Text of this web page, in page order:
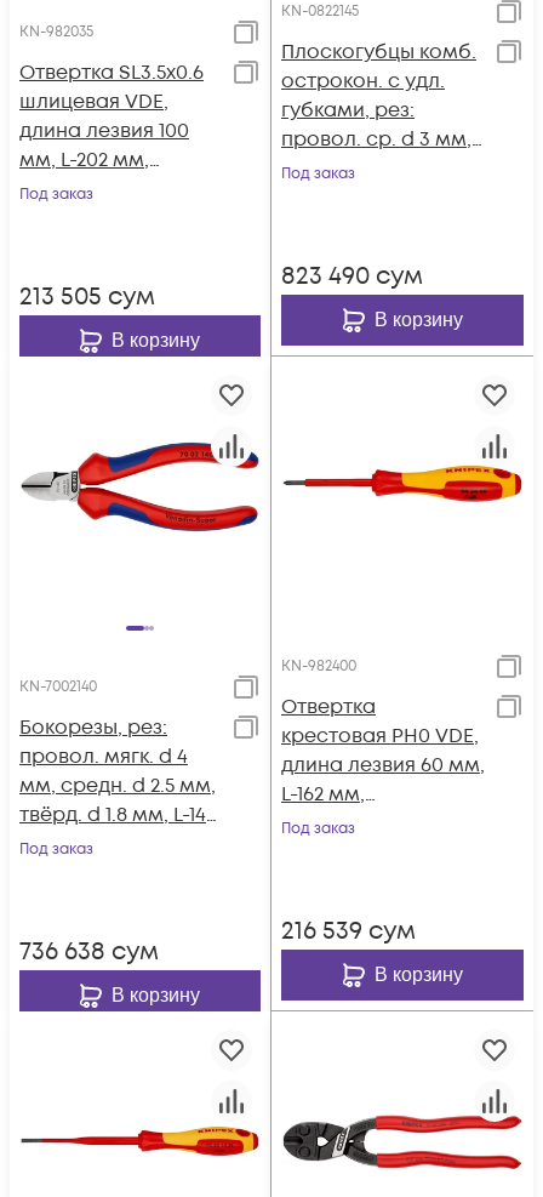
KN-982035
Отвертка SL3.5x0.6
шлицевая VDE,
длина лезвия 100
мм, L-202 мм,
диэлектрическая, 2-
Под заказ
213 505 сум
В корзину
KN-0822145
Плоскогубцы комб.
острокон. с удл.
губками, рез:
провол. ср. d 3 мм,
твёрд. d 2 мм,
Под заказ
823 490 сум
В корзину
KN-7002140
Бокорезы, рез:
провол. мягк. d 4
мм, средн. d 2.5 мм,
твёрд. d 1.8 мм, L-140
мм, 62 HRC, чёрн., 2-
Под заказ
736 638 сум
В корзину
KN-982400
Отвертка
крестовая PH0 VDE,
длина лезвия 60 мм,
L-162 мм,
диэлектрическая, 2-
Под заказ
216 539 сум
В корзину